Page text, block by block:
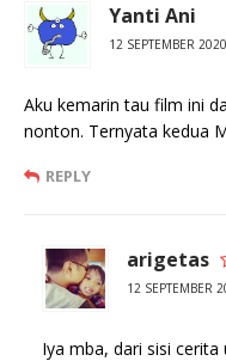
Yanti Ani
12 SEPTEMBER
Aku kemarin tau film ini
nonton. Ternyata kedua
REPLY
arigetas
12 SEPTEMBER
Iya mba, dari sisi